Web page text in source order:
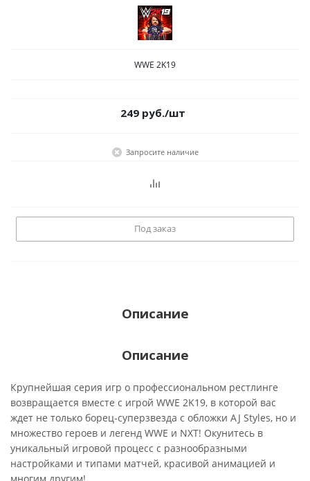
WWE 2K19
249руб./шт
Запросите наличие
Под заказ
Описание
Описание
Крупнейшая серия игр о профессиональном рестлинге
возвращается вместе с игрой WWE 2K19, в которой вас
ждет не только борец-суперзвезда с обложки AJ Styles, но и
множество героев и легенд WWE и NXT! Окунитесь в
уникальный игровой процесс с разнообразными
настройками и типами матчей, красивой анимацией и